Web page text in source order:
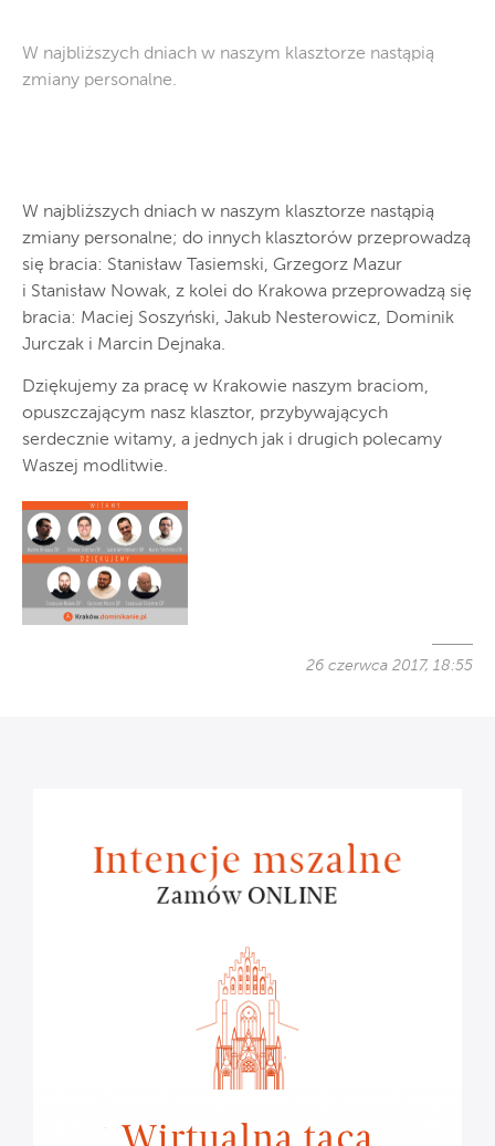
W najbliższych dniach w naszym klasztorze nastąpią
zmiany personalne.
W najbliższych dniach w naszym klasztorze nastąpią
zmiany personalne; do innych klasztorów przeprowadzą
się bracia: Stanisław Tasiemski, Grzegorz Mazur
i Stanisław Nowak, z kolei do Krakowa przeprowadzą się
bracia: Maciej Soszyński, Jakub Nesterowicz, Dominik
Jurczak i Marcin Dejnaka.
Dziękujemy za pracę w Krakowie naszym braciom,
opuszczającym nasz klasztor, przybywających
serdecznie witamy, a jednych jak i drugich polecamy
Waszej modlitwie.
26 czerwca 2017, 18:55